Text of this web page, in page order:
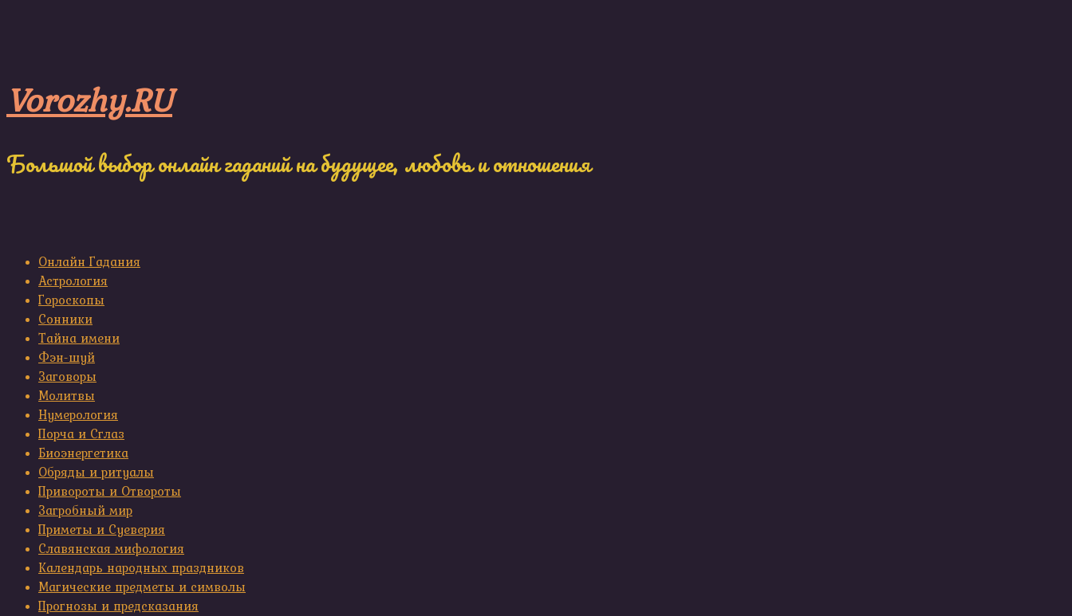
Vorozhy.RU
Большой выбор онлайн гаданий на будущее, любовь и отношения
Онлайн Гадания
Астрология
Гороскопы
Сонники
Тайна имени
Фэн-шуй
Заговоры
Молитвы
Нумерология
Порча и Сглаз
Биоэнергетика
Обряды и ритуалы
Привороты и Отвороты
Загробный мир
Приметы и Суеверия
Славянская мифология
Календарь народных праздников
Магические предметы и символы
Прогнозы и предсказания